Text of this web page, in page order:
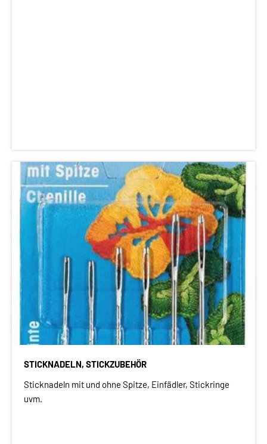
STICKNADELN, STICKZUBEHÖR
Sticknadeln mit und ohne Spitze, Einfädler, Stickringe
uvm.